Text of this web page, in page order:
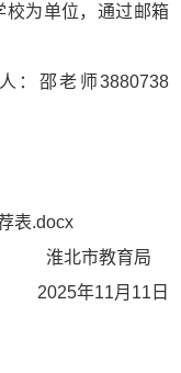
校为单位，通过邮箱
：邵老师3880738
表.docx
淮北市教育局
2025年11月11日